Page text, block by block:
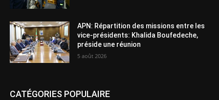
APN: Répartition des missions entre les
vice-présidents: Khalida Boufedeche,
préside une réunion
5 août 2026
CATÉGORIES POPULAIRE